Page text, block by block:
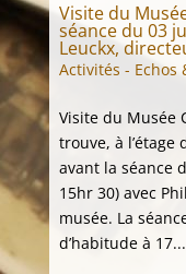
Visite du
séance du 03
Leuckx,
Activités - Echos
Visite du Musée
trouve, à l’étage
avant la séance
15hr 30) avec
musée. La
d’habitude à 17...